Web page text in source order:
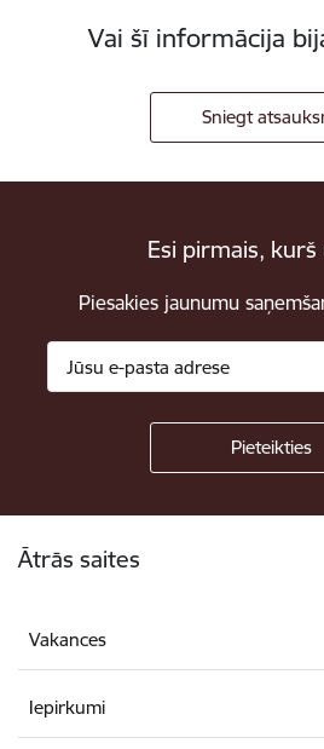
Vai šī informācija
Sniegt
Esi pirmais, kurš
Piesakies jaunumu
Ātrās saites
Vakances
Iepirkumi